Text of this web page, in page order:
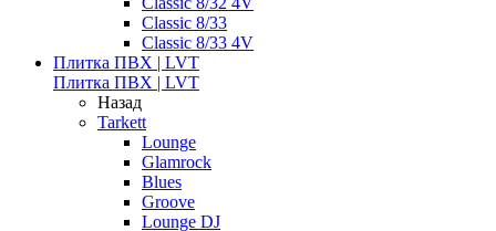
Classic 8/33
Classic 8/33 4V
Плитка ПВХ | LVT
Плитка ПВХ | LVT
Назад
Tarkett
Lounge
Glamrock
Blues
Groove
Lounge DJ